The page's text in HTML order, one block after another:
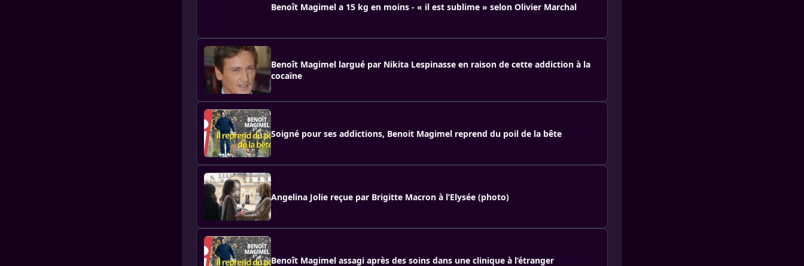
Benoît Magimel a 15 kg en moins - « il est sublime » selon Olivier Marchal
Benoît Magimel largué par Nikita Lespinasse en raison de cette addiction à la
cocaïne
Soigné pour ses addictions, Benoit Magimel reprend du poil de la bête
Angelina Jolie reçue par Brigitte Macron à l’Elysée (photo)
Benoît Magimel assagi après des soins dans une clinique à l’étranger